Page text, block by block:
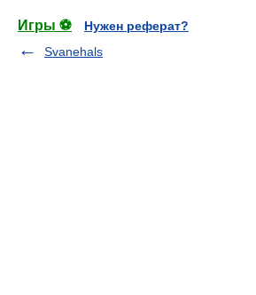
Игры ⚽
Нужен реферат?
Svanehals